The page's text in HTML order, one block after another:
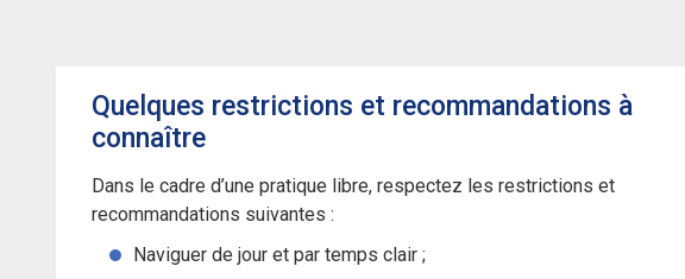
Quelques restrictions et recommandations à
connaître
Dans le cadre d’une pratique libre, respectez les restrictions et
recommandations suivantes :
Naviguer de jour et par temps clair ;